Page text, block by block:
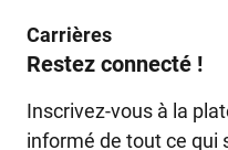
Carrières
Restez connecté !
Inscrivez-vous à la
informé de tout ce qui